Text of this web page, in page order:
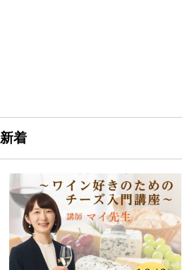
新着